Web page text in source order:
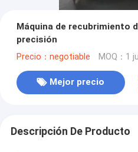
Máquina de recubrimiento
precisión
Precio：negotiable MOQ：1
Mejor precio
Descripción De Producto